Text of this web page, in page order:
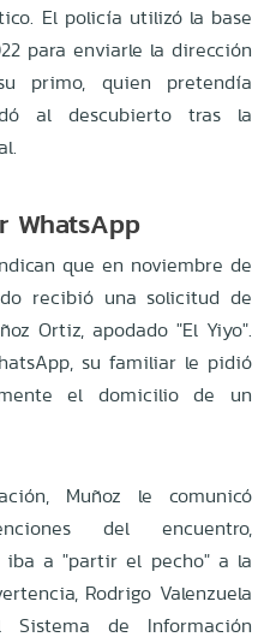
El policía utilizó la base
para enviarle la dirección
primo, quien pretendía
al descubierto tras la
WhatsApp
que en noviembre de
recibió una solicitud de
Ortiz, apodado "El Yiyo".
su familiar le pidió
el domicilio de un
Muñoz le comunicó
del encuentro,
iba a "partir el pecho" a la
Rodrigo Valenzuela
de Información